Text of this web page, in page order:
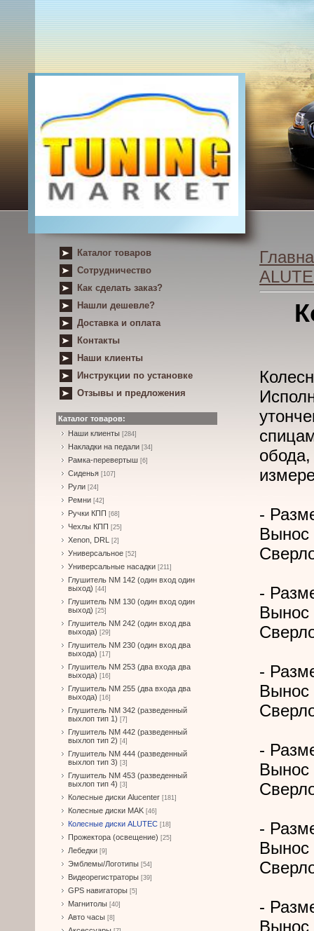
Каталог товаров
Сотрудничество
Как сделать заказ?
Нашли дешевле?
Доставка и оплата
Контакты
Наши клиенты
Инструкции по установке
Отзывы и предложения
Каталог товаров:
Наши клиенты [284]
Накладки на педали [34]
Рамка-перевертыш [6]
Сиденья [107]
Рули [24]
Ремни [42]
Ручки КПП [68]
Чехлы КПП [25]
Xenon, DRL [2]
Универсальное [52]
Универсальные насадки [211]
Глушитель NM 142 (один вход один
выход) [44]
Глушитель NM 130 (один вход один
выход) [25]
Глушитель NM 242 (один вход два
выхода) [29]
Глушитель NM 230 (один вход два
выхода) [17]
Глушитель NM 253 (два входа два
выхода) [16]
Глушитель NM 255 (два входа два
выхода) [16]
Глушитель NM 342 (разведенный
выхлоп тип 1) [7]
Глушитель NM 442 (разведенный
выхлоп тип 2) [4]
Глушитель NM 444 (разведенный
выхлоп тип 3) [3]
Глушитель NM 453 (разведенный
выхлоп тип 4) [3]
Колесные диски Alucenter [181]
Колесные диски MAK [46]
Колесные диски ALUTEC [18]
Прожектора (освещение) [25]
Лебедки [9]
Эмблемы/Логотипы [54]
Видеорегистраторы [39]
GPS навигаторы [5]
Магнитолы [40]
Авто часы [8]
-
Вынос
-
Вынос
-
Вынос
-
Вынос
-
Вынос
-
Вынос